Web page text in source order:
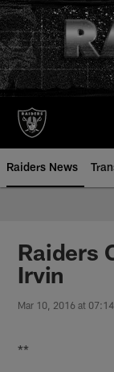
Skip
to
main
content
Raiders News
Raiders
Irvin
Mar 10, 2016 at
**